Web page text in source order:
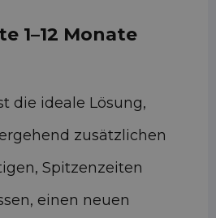
1–12 Monate
die ideale Lösung,
zusätzlichen
Spitzenzeiten
einen neuen